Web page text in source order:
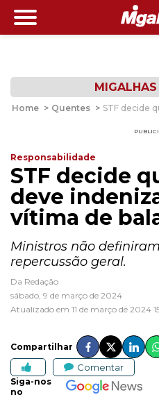
Home > Quentes > STF decide
Responsabilidade
STF decide
deve
vítima de
Ministros não
repercussão geral.
Da Redação
sábado, 9 de março de 2024
Atualizado em 11 de março de 2024
Compartilhar
Comentar
Siga-nos
no